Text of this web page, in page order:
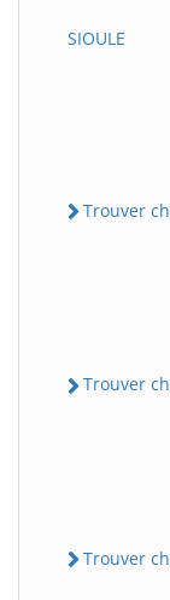
SIOULE
Trouver
Trouver
Trouver